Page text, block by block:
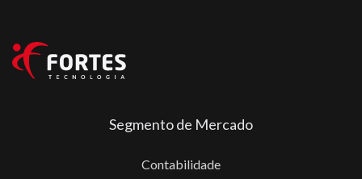
Segmento de Mercado
Contabilidade